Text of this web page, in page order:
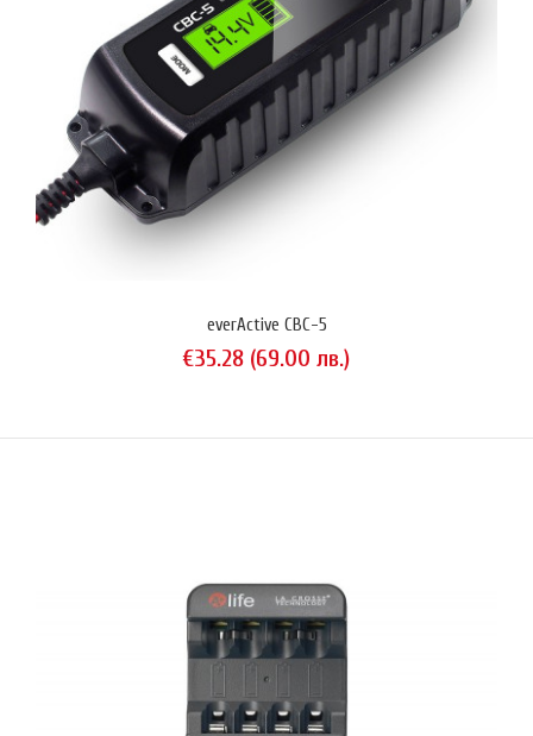
Xtar X2 е компактно 2-канално интелигентно зарядно устройство за
всички популярни типове литиево-йонни (ICR, IMR, INR) и NiMH
акумулатори с няколко нови функции:Двойна възможност за
захранванеот мрежата (110-240VAC, 50/60Hz)чрез USB micro
конектор (5V/2.1A)Автоматично определяне на големината на
everActive CBC-5
€35.28 (69.00 лв.)